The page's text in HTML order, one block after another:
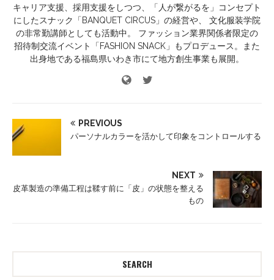
キャリア支援、採用支援をしつつ、「人が繋がるを」コンセプト
にしたスナック「BANQUET CIRCUS」の経営や、 文化服装学院
の非常勤講師としても活動中。 ファッション業界関係者限定の
招待制交流イベント「FASHION SNACK」もプロデュース。また
出身地である福島県いわき市にて地方創生事業も展開。
PREVIOUS
パーソナルカラーを活かして印象をコントロールする
NEXT
皮革製造の準備工程は鞣す前に「皮」の状態を整える
もの
SEARCH